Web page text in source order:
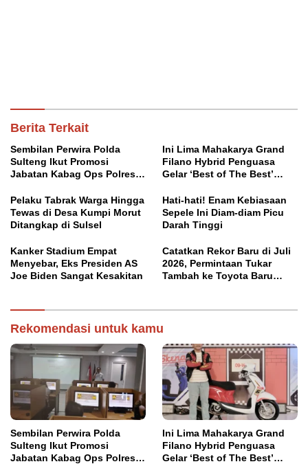
Berita Terkait
Sembilan Perwira Polda
Sulteng Ikut Promosi
Jabatan Kabag Ops Polres
Ini Lima Mahakarya Grand
Filano Hybrid Penguasa
Gelar ‘Best of The Best’
Pelaku Tabrak Warga Hingga
Tewas di Desa Kumpi Morut
Ditangkap di Sulsel
Hati-hati! Enam Kebiasaan
Sepele Ini Diam-diam Picu
Darah Tinggi
Kanker Stadium Empat
Menyebar, Eks Presiden AS
Joe Biden Sangat Kesakitan
Catatkan Rekor Baru di Juli
2026, Permintaan Tukar
Tambah ke Toyota Baru
Rekomendasi untuk kamu
Sembilan Perwira Polda
Sulteng Ikut Promosi
Jabatan Kabag Ops Polres
Ini Lima Mahakarya Grand
Filano Hybrid Penguasa
Gelar ‘Best of The Best’